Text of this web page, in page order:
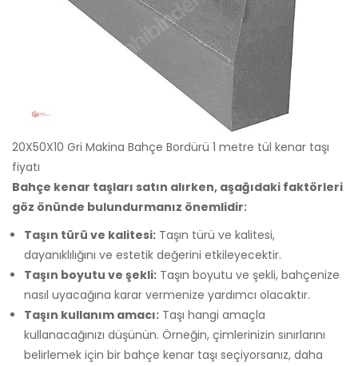
20X50X10 Gri Makina Bahçe Bordürü 1 metre tül kenar taşı
fiyatı
Bahçe kenar taşları satın alırken, aşağıdaki faktörleri
göz önünde bulundurmanız önemlidir:
Taşın türü ve kalitesi: Taşın türü ve kalitesi,
dayanıklılığını ve estetik değerini etkileyecektir.
Taşın boyutu ve şekli: Taşın boyutu ve şekli, bahçenize
nasıl uyacağına karar vermenize yardımcı olacaktır.
Taşın kullanım amacı: Taşı hangi amaçla
kullanacağınızı düşünün. Örneğin, çimlerinizin sınırlarını
belirlemek için bir bahçe kenar taşı seçiyorsanız, daha